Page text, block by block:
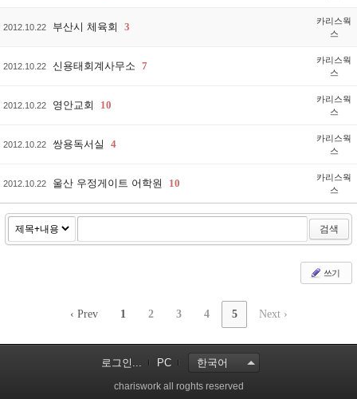
2012.10.22 부산시 체육회 3
카리스웍
스
2012.10.22 신용태회계사무소 7
카리스웍
스
2012.10.22 영안교회 10
카리스웍
스
2012.10.22 쌍용독서실 4
카리스웍
스
2012.10.22 울산 우정게이트 어학원 10
카리스웍
스
검색
쓰기
‹ Prev 1 2 3 4 5 Next ›
로그인... PC 한국어
chariswork all roghts reserved